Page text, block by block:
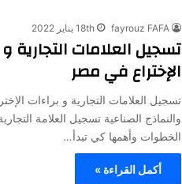
fayrouz FAFA 18th يناير 2022
تسجيل العلامات التجارية و
الإختراع في مصر
تسجيل العلامات التجارية و براءات
والنماذج الصناعية تسجيل العلامة
الخطوات وأهمها كي تبدأ…
أكمل القراءة »